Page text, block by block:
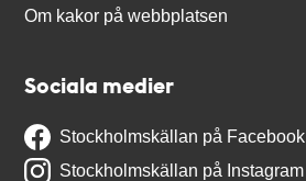
Om kakor på webbplatsen
Sociala medier
Stockholmskällan på Facebook
Stockholmskällan på Instagram